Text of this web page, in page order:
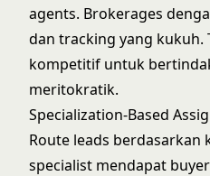
agents. Brokerages
dan tracking yang kukuh.
kompetitif untuk
meritokratik.
Specialization-Based
Route leads berdasarkan
specialist mendapat